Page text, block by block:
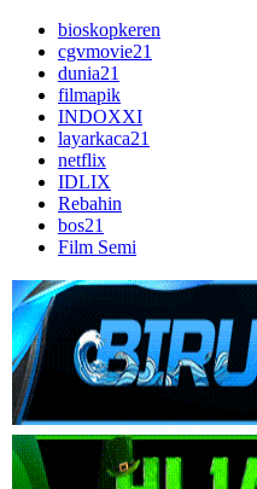
bioskopkeren
cgvmovie21
dunia21
filmapik
INDOXXI
layarkaca21
netflix
IDLIX
Rebahin
bos21
Film Semi